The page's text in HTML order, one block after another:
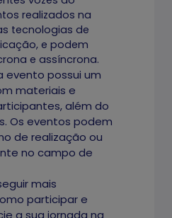
realizados na
tecnologias de
e podem
e assíncrona.
evento possui um
materiais e
além do
Os eventos podem
de realização ou
no campo de
mais
participar e
a sua jornada na